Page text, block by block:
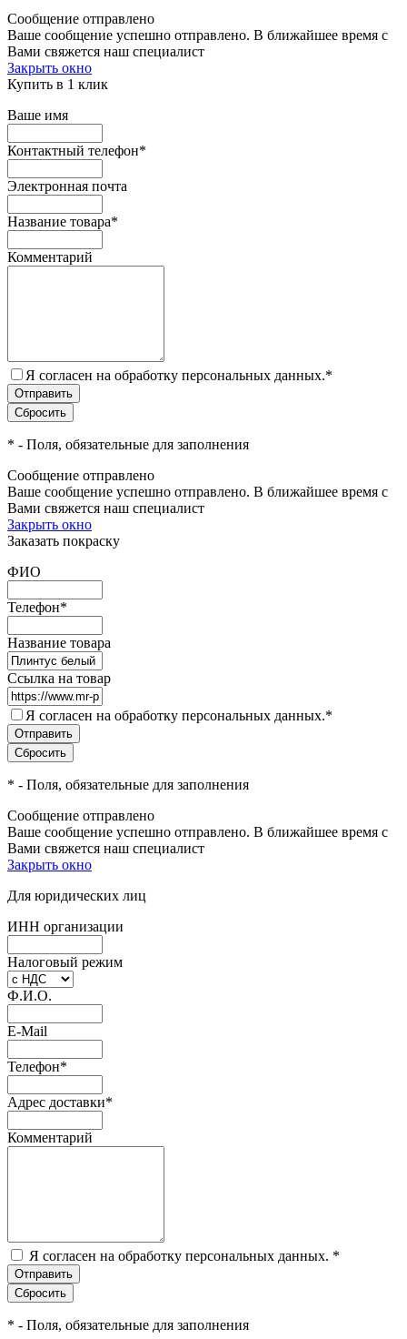
Сообщение отправлено
Ваше сообщение успешно отправлено. В ближайшее время с
Вами свяжется наш специалист
Закрыть окно
Купить в 1 клик
Ваше имя
Контактный телефон*
Электронная почта
Название товара*
Комментарий
Я согласен на обработку персональных данных.*
* - Поля, обязательные для заполнения
Сообщение отправлено
Ваше сообщение успешно отправлено. В ближайшее время с
Вами свяжется наш специалист
Закрыть окно
Заказать покраску
ФИО
Телефон*
Название товара
Ссылка на товар
Я согласен на обработку персональных данных.*
* - Поля, обязательные для заполнения
Сообщение отправлено
Ваше сообщение успешно отправлено. В ближайшее время с
Вами свяжется наш специалист
Закрыть окно
Для юридических лиц
ИНН организации
Налоговый режим
Ф.И.О.
E-Mail
Телефон*
Адрес доставки*
Комментарий
Я согласен на обработку персональных данных. *
* - Поля, обязательные для заполнения